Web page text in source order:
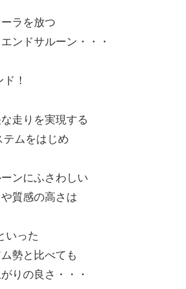
ラを放つ
ンドサルーン・・・
！
走りを実現する
ムをはじめ
ンにふさわしい
質感の高さは
いった
勢と比べても
りの良さ・・・